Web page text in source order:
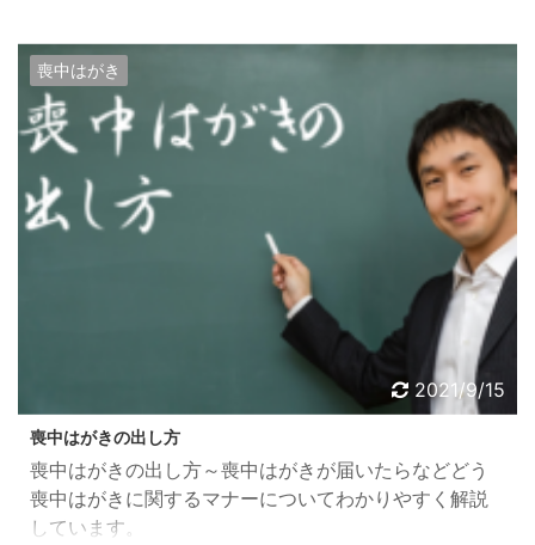
喪中はがき
2021/9/15
喪中はがきの出し方
喪中はがきの出し方～喪中はがきが届いたらなどどう
喪中はがきに関するマナーについてわかりやすく解説
しています。